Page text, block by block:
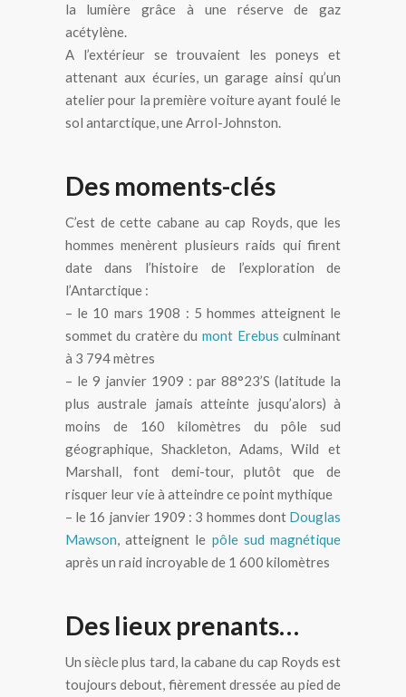
la lumière grâce à une réserve de gaz
acétylène.
A l’extérieur se trouvaient les poneys et
attenant aux écuries, un garage ainsi qu’un
atelier pour la première voiture ayant foulé le
sol antarctique, une Arrol-Johnston.
Des moments-clés
C’est de cette cabane au cap Royds, que les
hommes menèrent plusieurs raids qui firent
date dans l’histoire de l’exploration de
l’Antarctique :
– le 10 mars 1908 : 5 hommes atteignent le
sommet du cratère dumont Erebus culminant
à 3 794 mètres
– le 9 janvier 1909 : par 88°23’S (latitude la
plus australe jamais atteinte jusqu’alors) à
moins de 160 kilomètres du pôle sud
géographique, Shackleton, Adams, Wild et
Marshall, font demi-tour, plutôt que de
risquer leur vie à atteindre ce point mythique
– le 16 janvier 1909 : 3 hommes dont Douglas
Mawson, atteignent le pôle sud magnétique
après un raid incroyable de 1 600 kilomètres
Des lieux prenants…
Un siècle plus tard, la cabane du cap Royds est
toujours debout, fièrement dressée au pied de